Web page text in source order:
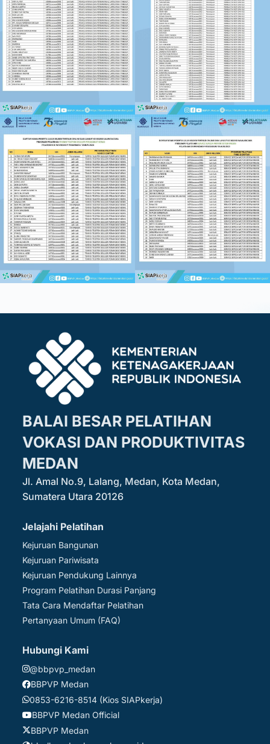
BALAI BESAR PELATIHAN
VOKASI DAN PRODUKTIVITAS
MEDAN
Jl. Amal No.9, Lalang, Medan, Kota Medan,
Sumatera Utara 20126
Jelajahi Pelatihan
Kejuruan Bangunan
Kejuruan Pariwisata
Kejuruan Pendukung Lainnya
Program Pelatihan Durasi Panjang
Tata Cara Mendaftar Pelatihan
Pertanyaan Umum (FAQ)
Hubungi Kami
@bbpvp_medan
BBPVP Medan
0853-6216-8514 (Kios SIAPkerja)
BBPVP Medan Official
BBPVP Medan